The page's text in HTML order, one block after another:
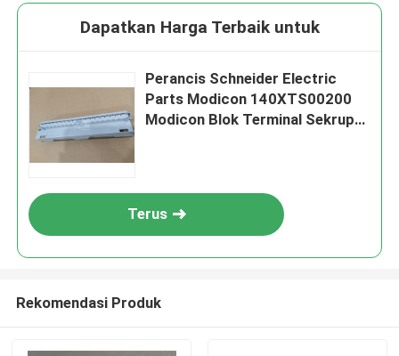
Dapatkan Harga Terbaik untuk
Perancis Schneider Electric
Parts Modicon 140XTS00200
Modicon Blok Terminal Sekrup
Terus
Rekomendasi Produk